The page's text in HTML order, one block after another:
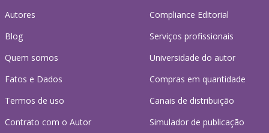
Autores
Blog
Quem somos
Fatos e Dados
Termos de uso
Contrato com o Autor
Compliance Editorial
Serviços profissionais
Universidade do autor
Compras em quantidade
Canais de distribuição
Simulador de publicação